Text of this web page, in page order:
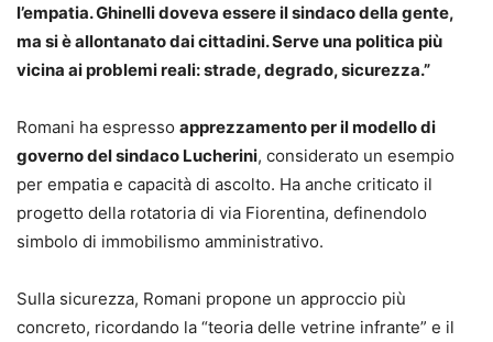
l’empatia. Ghinelli doveva essere il sindaco della gente,
ma si è allontanato dai cittadini. Serve una politica più
vicina ai problemi reali: strade, degrado, sicurezza.”
Romani ha espresso apprezzamento per il modello di
governo del sindaco Lucherini, considerato un esempio
per empatia e capacità di ascolto. Ha anche criticato il
progetto della rotatoria di via Fiorentina, definendolo
simbolo di immobilismo amministrativo.
Sulla sicurezza, Romani propone un approccio più
concreto, ricordando la “teoria delle vetrine infrante” e il